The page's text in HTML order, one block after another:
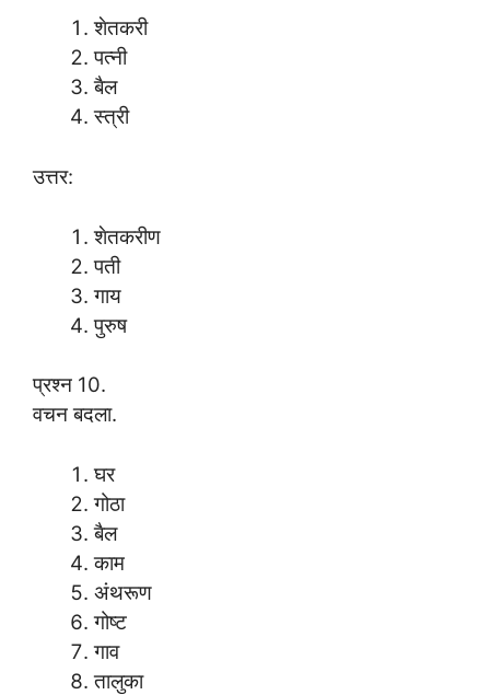
शेतकरी
पत्नी
बैल
स्त्री
उत्तर:
शेतकरीण
पती
गाय
पुरुष
प्रश्न 10.
वचन बदला.
घर
गोठा
बैल
काम
अंथरूण
गोष्ट
गाव
तालुका